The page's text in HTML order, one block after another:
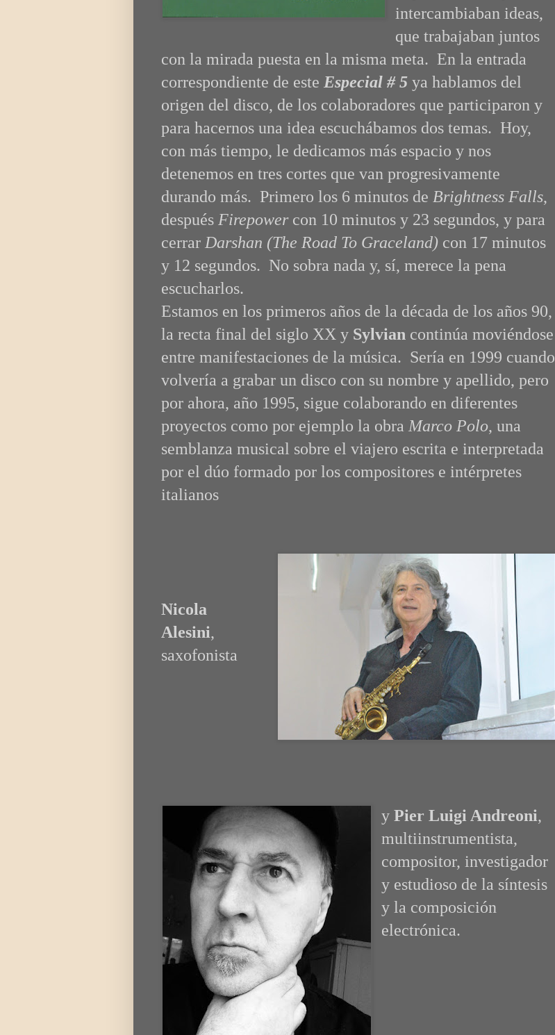
intercambiaban ideas,
que trabajaban juntos
con la mirada puesta en la misma meta. En la entrada
correspondiente de este Especial # 5 ya hablamos del
origen del disco, de los colaboradores que participaron y
para hacernos una idea escuchábamos dos temas. Hoy,
con más tiempo, le dedicamos más espacio y nos
detenemos en tres cortes que van progresivamente
durando más. Primero los 6 minutos de Brightness Falls,
después Firepower con 10 minutos y 23 segundos, y para
cerrar Darshan (The Road To Graceland) con 17 minutos
y 12 segundos. No sobra nada y, sí, merece la pena
escucharlos.
Estamos en los primeros años de la década de los años 90,
la recta final del siglo XX y Sylvian continúa moviéndose
entre manifestaciones de la música. Sería en 1999 cuando
volvería a grabar un disco con su nombre y apellido, pero
por ahora, año 1995, sigue colaborando en diferentes
proyectos como por ejemplo la obra Marco Polo, una
semblanza musical sobre el viajero escrita e interpretada
por el dúo formado por los compositores e intérpretes
italianos
Nicola
Alesini,
saxofonista
yPier Luigi Andreoni,
multiinstrumentista,
compositor, investigador
y estudioso de la síntesis
y la composición
electrónica.